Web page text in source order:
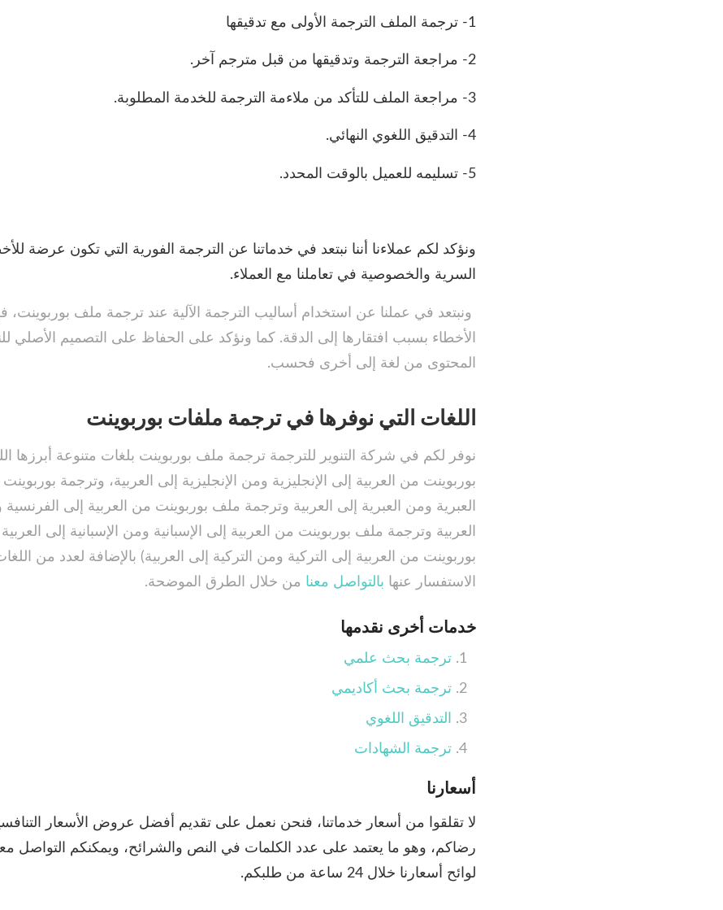
1- ترجمة الملف الترجمة الأولى مع تدقيقها
2- مراجعة الترجمة وتدقيقها من قبل مترجم آخر.
3- مراجعة الملف للتأكد من ملاءمة الترجمة للخدمة المطلوبة.
4- التدقيق اللغوي النهائي.
5- تسليمه للعميل بالوقت المحدد.
ونؤكد لكم عملاءنا أننا نبتعد في خدماتنا عن الترجمة الفورية التي تكون عرضة
السرية والخصوصية في تعاملنا مع العملاء.
ونبتعد في عملنا عن استخدام أساليب الترجمة الآلية عند ترجمة ملف بوربوينت،
الأخطاء بسبب افتقارها إلى الدقة. كما ونؤكد على الحفاظ على التصميم الأصلي
المحتوى من لغة إلى أخرى فحسب.
اللغات التي نوفرها في ترجمة ملفات بوربوينت
نوفر لكم في شركة التنوير للترجمة ترجمة ملف بوربوينت بلغات متنوعة أبرزها
بوربوينت من العربية إلى الإنجليزية ومن الإنجليزية إلى العربية، وترجمة
العبرية ومن العبرية إلى العربية وترجمة ملف بوربوينت من العربية إلى
العربية وترجمة ملف بوربوينت من العربية إلى الإسبانية ومن الإسبانية إلى
بوربوينت من العربية إلى التركية ومن التركية إلى العربية) بالإضافة لعدد من
الاستفسار عنها بالتواصل معنا من خلال الطرق الموضحة.
خدمات أخرى نقدمها
ترجمة بحث علمي
ترجمة بحث أكاديمي
التدقيق اللغوي
ترجمة الشهادات
أسعارنا
لا تقلقوا من أسعار خدماتنا، فنحن نعمل على تقديم أفضل عروض الأسعار
رضاكم، وهو ما يعتمد على عدد الكلمات في النص والشرائح، ويمكنكم التواصل
لوائح أسعارنا خلال 24 ساعة من طلبكم.